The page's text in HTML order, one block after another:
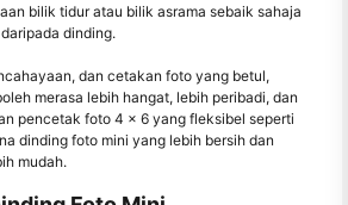
bilik tidur atau bilik asrama sebaik sahaja
dinding.
dan cetakan foto yang betul,
merasa lebih hangat, lebih peribadi, dan
pencetak foto 4 × 6 yang fleksibel seperti
dinding foto mini yang lebih bersih dan
mudah.